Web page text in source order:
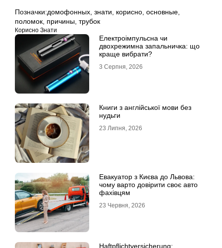
Позначки:домофонных знати корисно основные
поломок причины трубок
Корисно Знати
Електроімпульсна чи
двохрежимна запальничка: що
краще вибрати?
3 Серпня, 2026
Книги з англійської мови без
нудьги
23 Липня, 2026
Евакуатор з Києва до Львова:
чому варто довірити своє авто
фахівцям
23 Червня, 2026
Haftpflichtversicherung: